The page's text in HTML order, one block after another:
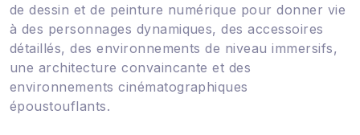
de dessin et de peinture numérique pour donner vie
à des personnages dynamiques, des accessoires
détaillés, des environnements de niveau immersifs,
une architecture convaincante et des
environnements cinématographiques
époustouflants.